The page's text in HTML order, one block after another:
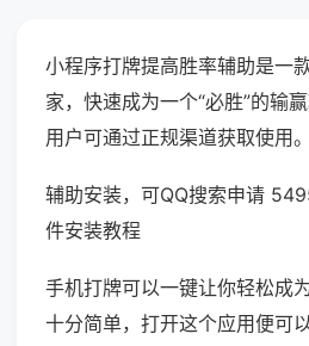
小程序打牌提高胜率辅助是一
家，快速成为一个“必胜”的输
用户可通过正规渠道获取使用。
辅助安装，可QQ搜索申请
件安装教程
手机打牌可以一键让你轻松成
十分简单，打开这个应用便可